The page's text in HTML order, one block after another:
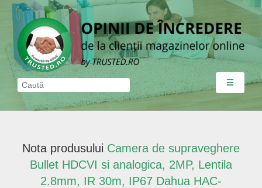
☰
Nota produsului Camera de supraveghere
Bullet HDCVI si analogica, 2MP, Lentila
2.8mm, IR 30m, IP67 Dahua HAC-